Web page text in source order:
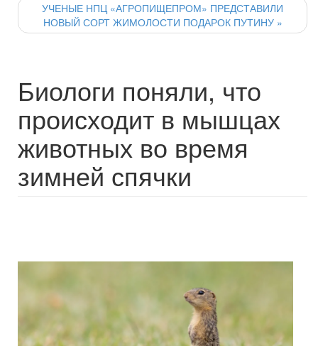
УЧЕНЫЕ НПЦ «АГРОПИЩЕПРОМ» ПРЕДСТАВИЛИ
НОВЫЙ СОРТ ЖИМОЛОСТИ ПОДАРОК ПУТИНУ »
Биологи поняли, что
происходит в мышцах
животных во время
зимней спячки